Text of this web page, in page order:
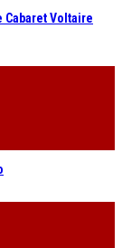
Cabaret Voltaire